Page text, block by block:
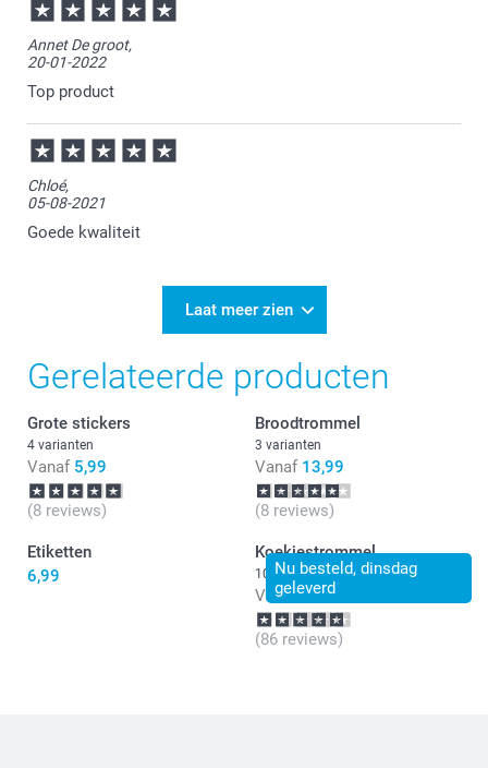
Annet De groot,
20-01-2022
Top product
Chloé,
05-08-2021
Goede kwaliteit
Laat meer zien
Gerelateerde producten
Grote stickers
4 varianten
Vanaf 5,99
(8 reviews)
Broodtrommel
3 varianten
Vanaf 13,99
(8 reviews)
Etiketten
6,99
Nu besteld, dinsdag
geleverd
Koekjestrommel
10 varianten
Vanaf 21,99
(86 reviews)